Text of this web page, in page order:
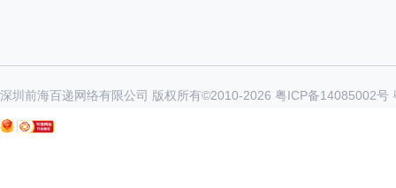
深圳前海百递网络有限公司 版权所有©2010-2026 粤ICP备14085002号